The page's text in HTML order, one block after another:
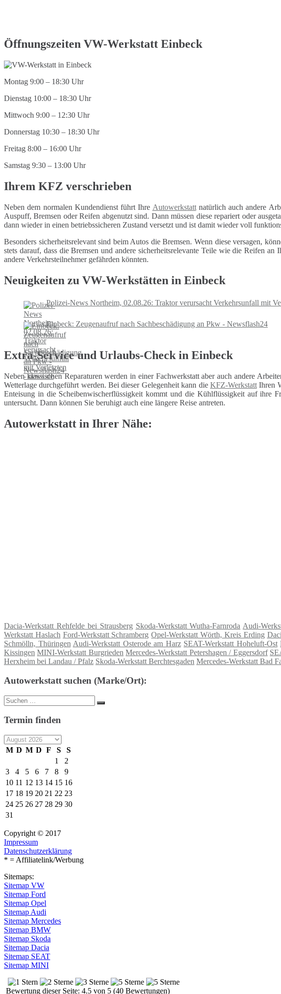
Öffnungszeiten VW-Werkstatt Einbeck
Montag 9:00 – 18:30 Uhr
Dienstag 10:00 – 18:30 Uhr
Mittwoch 9:00 – 12:30 Uhr
Donnerstag 10:30 – 18:30 Uhr
Freitag 8:00 – 16:00 Uhr
Samstag 9:30 – 13:00 Uhr
Ihrem KFZ verschrieben
Neben dem normalen Kundendienst führt Ihre Autowerkstattnatürlich auch andere
Auspuff, Bremsen oder Reifen abgenutzt sind. Dann müssen diese repariert oder
dann wieder in einen betriebssicheren Zustand versetzt und ist damit wieder voll
Besonders sicherheitsrelevant sind beim Autos die Bremsen. Wenn diese versagen,
stets darauf, dass die Bremsen und andere sicherheitsrelevante Teile wie die Reifen
andere Verkehrsteilnehmer gefährden könnten.
Neuigkeiten zu VW-Werkstätten in Einbeck
Polizei-News Northeim, 02.08.26: Traktor verursacht Verkehrsunfall mit
Einbeck: Zeugenaufruf nach Sachbeschädigung an Pkw - Newsflash24
Extra-Service und Urlaubs-Check in Einbeck
Neben klassischen Reparaturen werden in einer Fachwerkstatt aber auch andere
Wetterlage durchgeführt werden. Bei dieser Gelegenheit kann die KFZ-WerkstattIhren
Enteisung in die Scheibenwischerflüssigkeit kommt und die Kühlflüssigkeit auf ihre
untersucht. Dann können Sie beruhigt auch eine längere Reise antreten.
Autowerkstatt in Ihrer Nähe:
Dacia-Werkstatt Rehfelde bei Strausberg Skoda-Werkstatt Wutha-Farnroda Audi-
Werkstatt Haslach Ford-Werkstatt Schramberg Opel-Werkstatt Wörth, Kreis Erding
Schmölln, Thüringen Audi-Werkstatt Osterode am Harz SEAT-Werkstatt Hoheluft-Ost
Kissingen MINI-Werkstatt Burgrieden Mercedes-Werkstatt Petershagen / Eggersdorf
Herxheim bei Landau / Pfalz Skoda-Werkstatt Berchtesgaden Mercedes-Werkstatt Bad
Autowerkstatt suchen (Marke/Ort):
Suche
nach:
Suchen
Termin finden
M D M D F S
S
1
2
3
4 5 6 7 8
9
10 11 12 13 14 15 16
17 18 19 20 21 22 23
24 25 26 27 28 29 30
31
Copyright © 2017
Impressum
Datenschutzerklärung
* = Affiliatelink/Werbung
Sitemaps:
Sitemap VW
Sitemap Ford
Sitemap Opel
Sitemap Audi
Sitemap Mercedes
Sitemap BMW
Sitemap Skoda
Sitemap Dacia
Sitemap SEAT
Sitemap MINI
Bewertung dieser Seite: 4.5 von 5 (40 Bewertungen)